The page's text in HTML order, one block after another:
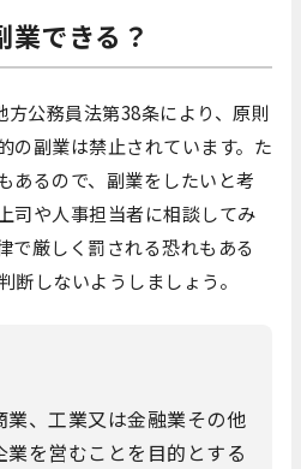
できる？
方公務員法第38条により、原則
の副業は禁止されています。た
あるので、副業をしたいと考
司や人事担当者に相談してみ
で厳しく罰される恐れもある
断しないようしましょう。
、工業又は金融業その他
を営むことを目的とする